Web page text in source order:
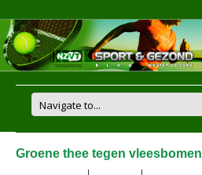
Groene thee tegen vleesbomen